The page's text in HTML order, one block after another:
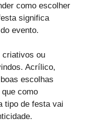
como escolher
significa
evento.
criativos ou
Acrílico,
escolhas
como
tipo de festa vai